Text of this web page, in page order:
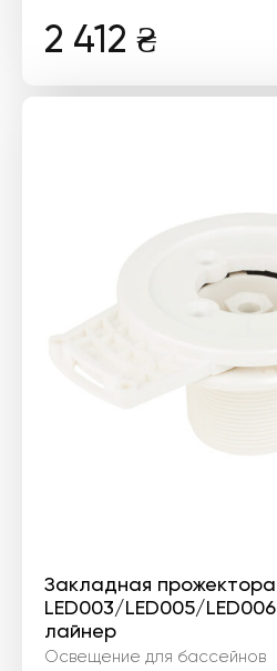
2 412 ₴
Закладная
LED003/LED005/
лайнер
Освещение для бассейнов